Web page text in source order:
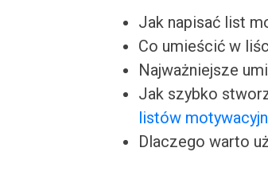
Jak napisać list
Co umieścić w
Najważniejsze
Jak szybko
listów
Dlaczego warto